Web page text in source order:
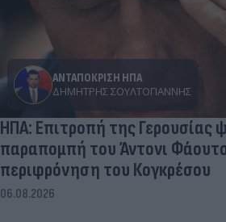
ΑΝΤΑΠΟΚΡΙΣΗ ΗΠΑ
ΔΗΜΉΤΡΗΣ ΣΟΥΛΤΟΓΙΆΝΝΗΣ
ΗΠΑ: Επιτροπή της Γερουσίας
παραπομπή του Άντονι
περιφρόνηση του Κογκρέσου
06.08.2026